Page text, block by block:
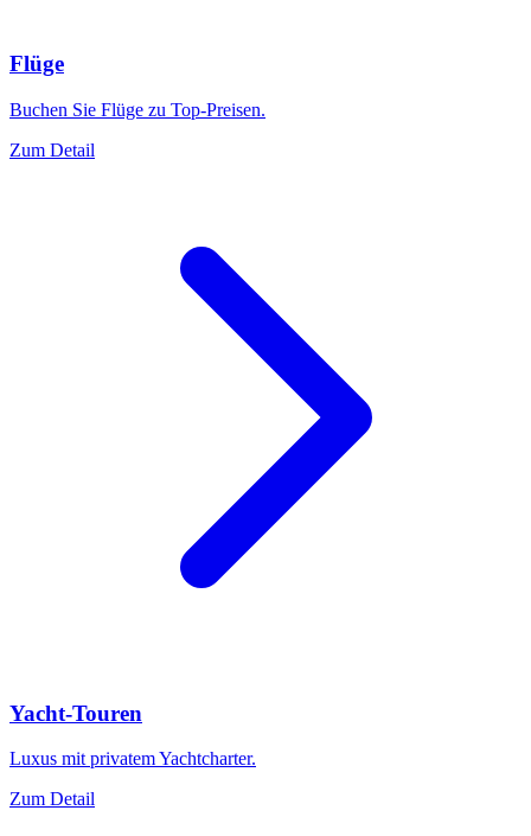
Flüge
Buchen Sie Flüge zu Top-Preisen.
Zum Detail
Yacht-Touren
Luxus mit privatem Yachtcharter.
Zum Detail